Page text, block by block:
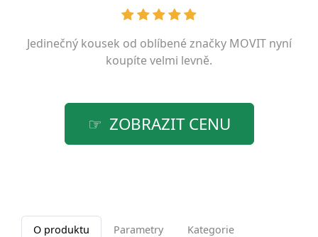
Jedinečný kousek od oblíbené značky MOVITnyní
koupíte velmi levně.
ZOBRAZIT CENU
O produktu Parametry Kategorie